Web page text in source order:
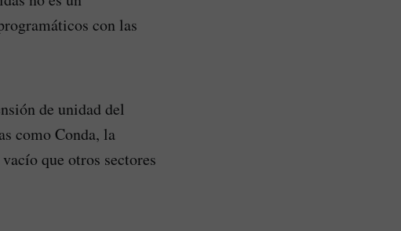
con las
de unidad del
como Conda, la
que otros sectores